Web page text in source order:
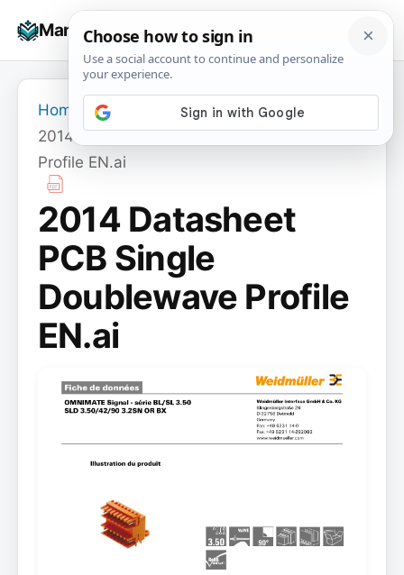
Manuals+
☰
Home
2014 Datasheet PCB Single Doublewave
Profile EN.ai
2014 Datasheet
PCB Single
Doublewave Profile
EN.ai